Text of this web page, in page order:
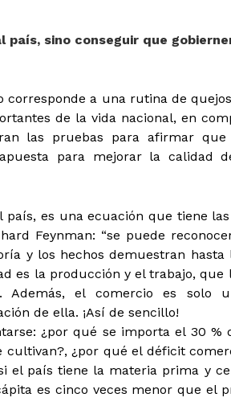
sino conseguir que
a una rutina de
de la vida nacional, en
las pruebas para afirmar
para mejorar la calidad
es una ecuación que tiene
Feynman: “se puede
y los hechos demuestran
es la producción y el trabajo, que
el comercio es solo
de ella. ¡Así de sencillo!
¿por qué se importa el 30 %
cultivan?, ¿por qué el déficit
el país tiene la materia prima y
es cinco veces menor que el